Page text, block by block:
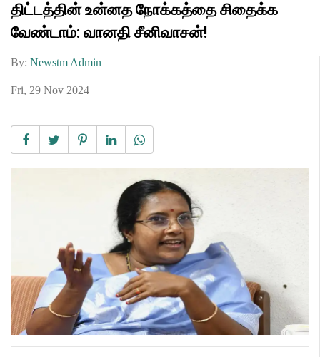
திட்டத்தின் உன்னத நோக்கத்தை சிதைக்க
வேண்டாம்: வானதி சீனிவாசன்!
By: Newstm Admin
Fri, 29 Nov 2024